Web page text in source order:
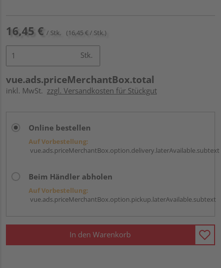
16,45 € / Stk. (16,45 € / Stk.)
Stk.
vue.ads.priceMerchantBox.total
inkl. MwSt. zzgl. Versandkosten für Stückgut
Online bestellen
Auf Vorbestellung:
vue.ads.priceMerchantBox.option.delivery.laterAvailable.subtext
Beim Händler abholen
Auf Vorbestellung:
vue.ads.priceMerchantBox.option.pickup.laterAvailable.subtext
In den Warenkorb